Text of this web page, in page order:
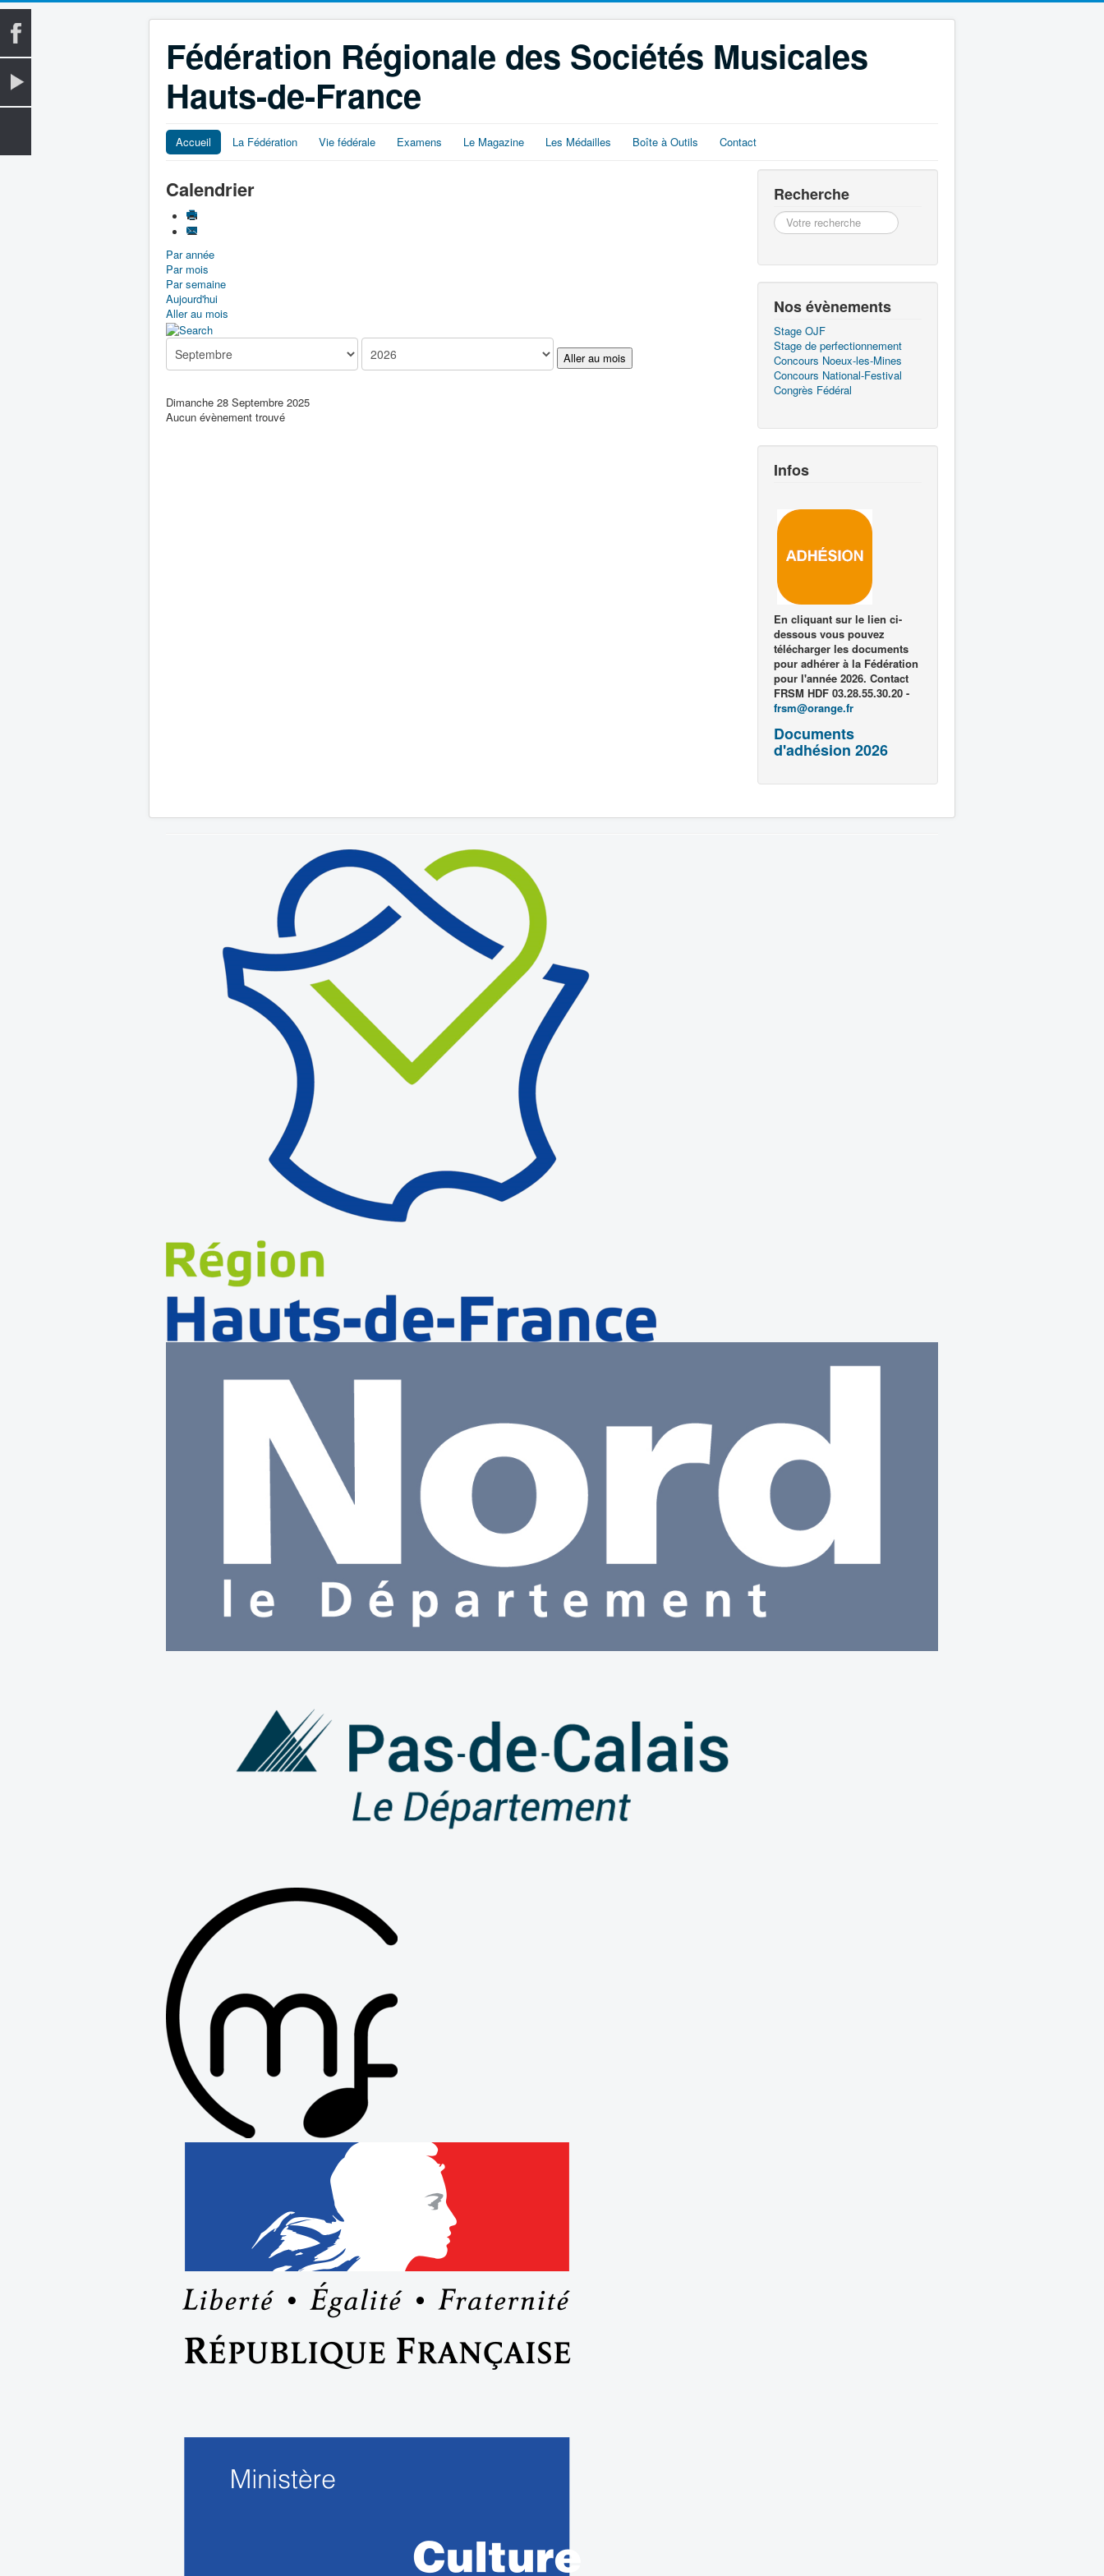
Fédération Régionale des Sociétés Musicales
Hauts-de-France
Accueil La Fédération Vie fédérale Examens Le Magazine Les Médailles Boîte à Outils Contact
Calendrier
Par année
Par mois
Par semaine
Aujourd'hui
Aller au mois
Aller au mois
Dimanche 28 Septembre 2025
Aucun évènement trouvé
Recherche
Recherche
Nos évènements
Stage OJF
Stage de perfectionnement
Concours Noeux-les-Mines
Concours National-Festival
Congrès Fédéral
Infos
En cliquant sur le lien ci-
dessous vous pouvez
télécharger les documents
pour adhérer à la Fédération
pour l'année 2026. Contact
FRSM HDF 03.28.55.30.20 -
frsm@orange.fr
Documents
d'adhésion 2026